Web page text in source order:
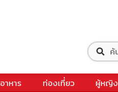
อาหาร ท่องเที่ยว ผู้หญิง